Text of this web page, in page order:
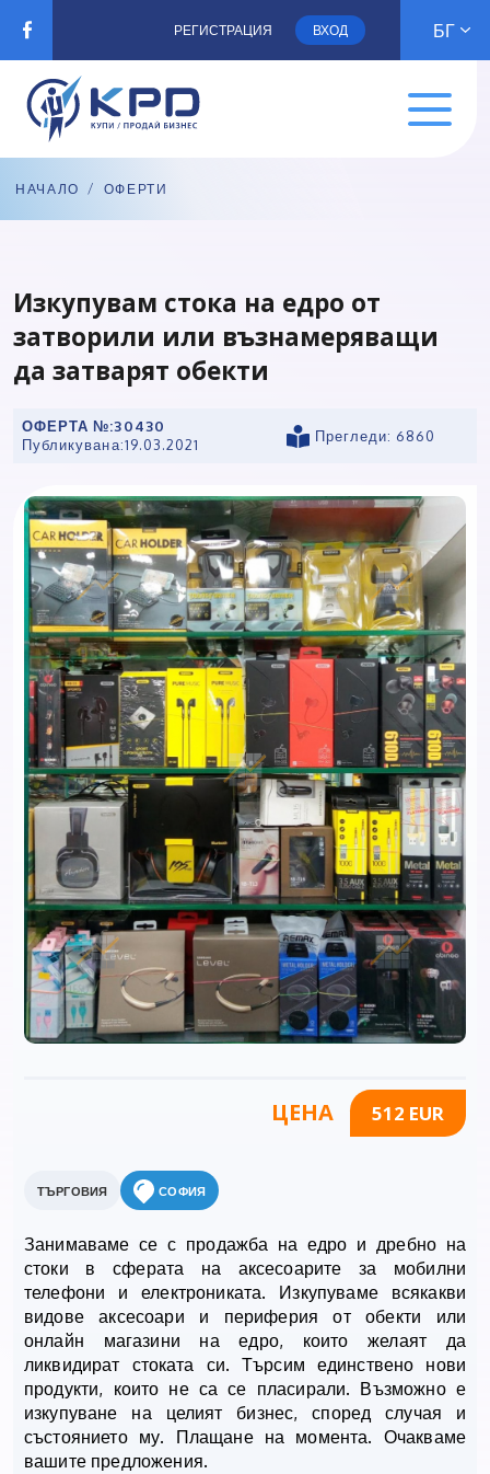
РЕГИСТРАЦИЯ ВХОД БГ
НАЧАЛО / ОФЕРТИ
Изкупувам стока на едро от
затворили или възнамеряващи
да затварят обекти
ОФЕРТА №:30430
Публикувана:19.03.2021
Прегледи: 6860
ЦЕНА 512 EUR
ТЪРГОВИЯ СОФИЯ
Занимаваме се с продажба на едро и дребно на
стоки в сферата на аксесоарите за мобилни
телефони и електрониката. Изкупуваме всякакви
видове аксесоари и периферия от обекти или
онлайн магазини на едро, които желаят да
ликвидират стоката си. Търсим единствено нови
продукти, които не са се пласирали. Възможно е
изкупуване на целият бизнес, според случая и
състоянието му. Плащане на момента. Очакваме
вашите предложения.